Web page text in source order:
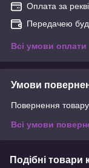
Оплата за
Передачею
Всі умови оплати
Умови
Повернення
Всі умови
Подібні товари